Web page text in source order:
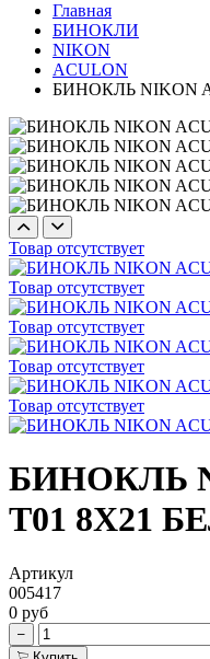
Главная
БИНОКЛИ
NIKON
ACULON
БИНОКЛЬ NIKON
Товар отсутствует
Товар отсутствует
Товар отсутствует
Товар отсутствует
Товар отсутствует
БИНОКЛЬ
T01 8X21
Артикул
005417
0 руб